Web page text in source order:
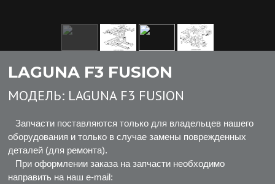
LAGUNA F3 FUSION
МОДЕЛЬ: LAGUNA F3 FUSION
Запчасти поставляются только для владельцев нашего
оборудования и только в случае замены поврежденных
деталей (для ремонта).
При оформлении заказа на запчасти необходимо
направить на наш e-mail: